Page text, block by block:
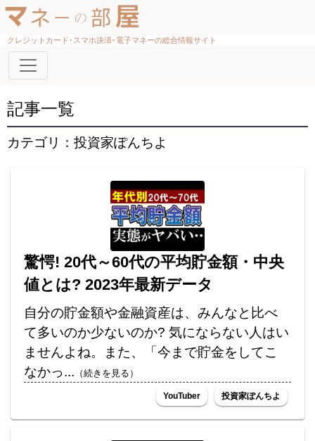
クレジットカード･スマホ決済･電子マネーの総合情報サイト
記事一覧
カテゴリ：投資家ぽんちよ
驚愕! 20代～60代の平均貯金額・中央
値とは? 2023年最新データ
自分の貯金額や金融資産は、みんなと比べ
て多いのか少ないのか? 気にならない人はい
ませんよね。また、「今まで貯金をしてこ
なかっ... （続きを見る）
YouTuber 投資家ぽんちよ